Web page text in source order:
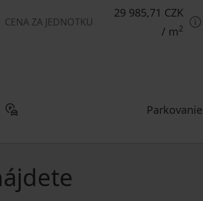
CENA ZA JEDNOTKU
29 985,71 CZK
/ m2
Parkovanie